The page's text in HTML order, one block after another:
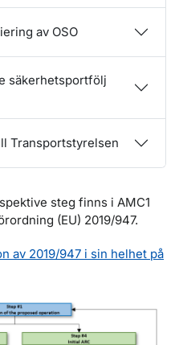
av OSO
säkerhetsportfölj
Transportstyrelsen
steg finns i AMC1
(EU) 2019/947.
av 2019/947 i sin helhet på